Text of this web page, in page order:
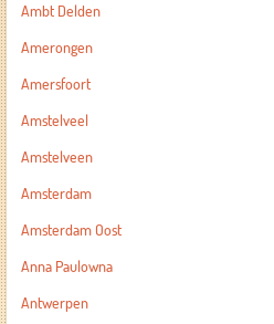
Ambt Delden
Amerongen
Amersfoort
Amstelveel
Amstelveen
Amsterdam
Amsterdam Oost
Anna Paulowna
Antwerpen